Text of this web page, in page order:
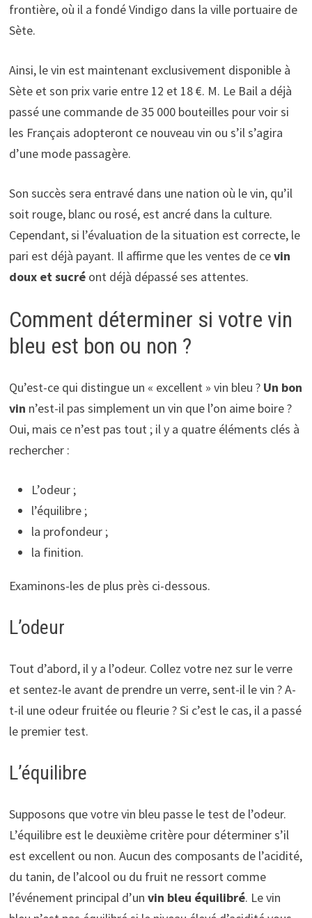
frontière, où il a fondé Vindigo dans la ville portuaire de
Sète.
Ainsi, le vin est maintenant exclusivement disponible à
Sète et son prix varie entre 12 et 18 €. M. Le Bail a déjà
passé une commande de 35 000 bouteilles pour voir si
les Français adopteront ce nouveau vin ou s’il s’agira
d’une mode passagère.
Son succès sera entravé dans une nation où le vin, qu’il
soit rouge, blanc ou rosé, est ancré dans la culture.
Cependant, si l’évaluation de la situation est correcte, le
pari est déjà payant. Il affirme que les ventes de cevin
doux et sucréont déjà dépassé ses attentes.
Comment déterminer si votre vin
bleu est bon ou non ?
Qu’est-ce qui distingue un « excellent » vin bleu ? Un bon
vin n’est-il pas simplement un vin que l’on aime boire ?
Oui, mais ce n’est pas tout ; il y a quatre éléments clés à
rechercher :
L’odeur ;
l’équilibre ;
la profondeur ;
la finition.
Examinons-les de plus près ci-dessous.
L’odeur
Tout d’abord, il y a l’odeur. Collez votre nez sur le verre
et sentez-le avant de prendre un verre, sent-il le vin ? A-
t-il une odeur fruitée ou fleurie ? Si c’est le cas, il a passé
le premier test.
L’équilibre
Supposons que votre vin bleu passe le test de l’odeur.
L’équilibre est le deuxième critère pour déterminer s’il
est excellent ou non. Aucun des composants de l’acidité,
du tanin, de l’alcool ou du fruit ne ressort comme
l’événement principal d’un vin bleu équilibré. Le vin